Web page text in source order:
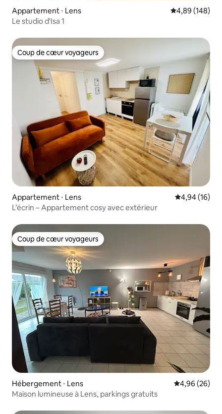
Appartement ⋅ Lens Évaluation
4,89 (148)
Le studio d'Isa 1
Coup de cœur voyageurs
Coup de cœur voyageurs
Appartement ⋅ Lens Évaluation
4,94 (16)
L’écrin – Appartement cosy avec extérieur
Coup de cœur voyageurs
Coup de cœur voyageurs
Hébergement ⋅ Lens Évaluation
4,96 (26)
Maison lumineuse à Lens, parkings gratuits